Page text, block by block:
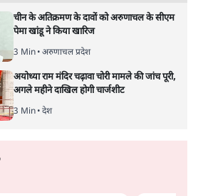
चीन के अतिक्रमण के दावों को अरुणाचल के सीएम
पेमा खांडू ने किया खारिज
3 Min• अरुणाचल प्रदेश
अयोध्या राम मंदिर चढ़ावा चोरी मामले की जांच पूरी,
अगले महीने दाखिल होगी चार्जशीट
3 Min• देश